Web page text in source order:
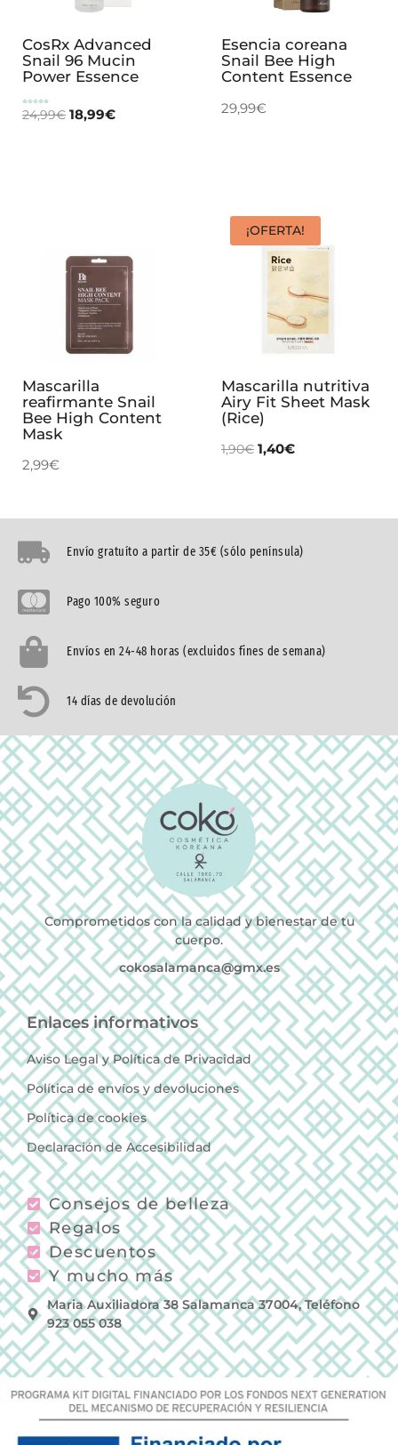
CosRx Advanced
Snail 96 Mucin
Power Essence
con
5.00
24,99€ 18,99€
Esencia coreana
Snail Bee High
Content Essence
29,99€
Mascarilla
reafirmante Snail
Bee High Content
Mask
2,99€
¡OFERTA!
Mascarilla nutritiva
Airy Fit Sheet Mask
(Rice)
1,90€ 1,40€
Envío gratuíto a partir de 35€ (sólo península)
Pago 100% seguro
Envíos en 24-48 horas (excluidos fines de semana)
14 días de devolución
Comprometidos con la calidad y bienestar de tu
cuerpo.
cokosalamanca@gmx.es
Enlaces informativos
Aviso Legal y Política de Privacidad
Política de envíos y devoluciones
Política de cookies
Declaración de Accesibilidad
Consejos de belleza
Regalos
Descuentos
Y mucho más
Maria Auxiliadora 38 Salamanca 37004, Teléfono
923 055 038